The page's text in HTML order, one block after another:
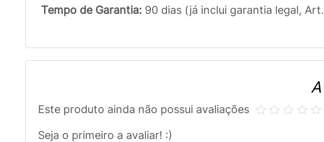
Tempo de Garantia: 90 dias (já inclui garantia legal,
Este produto ainda não possui avaliações
Seja o primeiro a avaliar! :)